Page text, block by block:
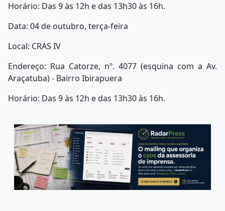
Horário: Das 9 às 12h e das 13h30 às 16h.
Data: 04 de outubro, terça-feira
Local: CRAS IV
Endereço: Rua Catorze, nº. 4077 (esquina com a Av.
Araçatuba) - Bairro Ibirapuera
Horário: Das 9 às 12h e das 13h30 às 16h.